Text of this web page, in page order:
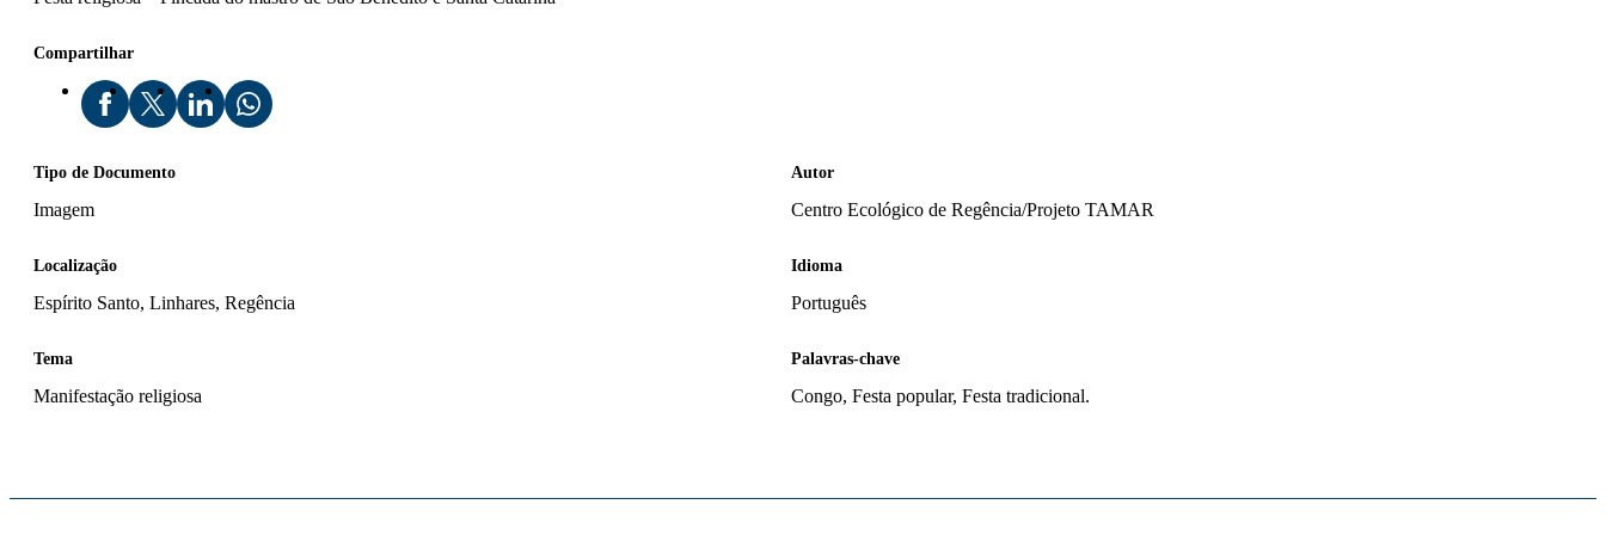
Compartilhar
Tipo de Documento
Imagem
Autor
Centro Ecológico de Regência/Projeto TAMAR
Localização
Espírito Santo, Linhares, Regência
Idioma
Português
Tema
Manifestação religiosa
Palavras-chave
Congo, Festa popular, Festa tradicional.